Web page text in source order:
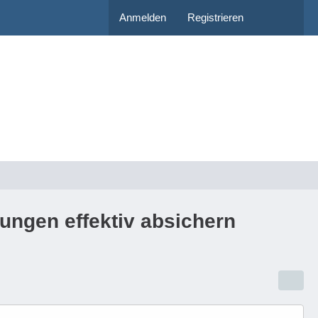
Anmelden Registrieren
effektiv absichern